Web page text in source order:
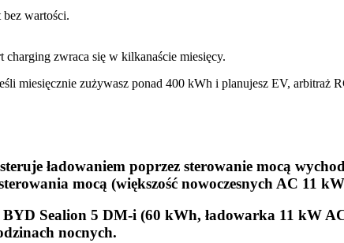
wartości.
zwraca się w kilkanaście miesięcy.
miesięcznie zużywasz ponad 400 kWh i planujesz EV, arbitraż
ładowaniem poprzez sterowanie mocą
mocą (większość nowoczesnych AC 11
Sealion 5 DM-i (60 kWh, ładowarka 11 kW
nocnych.